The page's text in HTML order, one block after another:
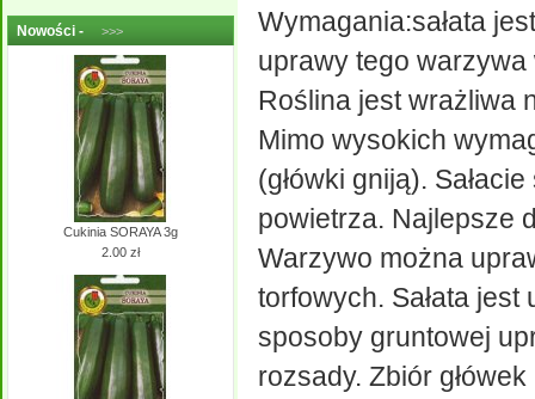
Nowości - >>>
Cukinia SORAYA 3g
2.00 zł
Wymagania:sałata
uprawy tego
Roślina jest wrażliwa
Mimo wysokich
(główki gniją).
powietrza. Najlepsze
Warzywo można
torfowych. Sałata
sposoby gruntowej
rozsady. Zbiór